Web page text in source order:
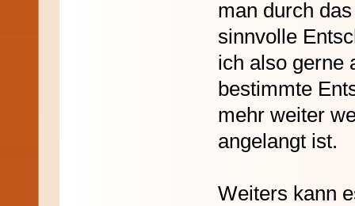
man durch
sinnvolle
ich also gerne
bestimmte
mehr weiter
angelangt ist.
Weiters kann